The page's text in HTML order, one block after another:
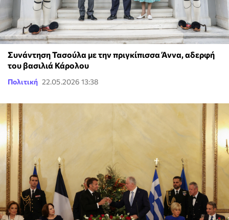
Συνάντηση Τασούλα με την πριγκίπισσα Άννα, αδερφή
του βασιλιά Κάρολου
Πολιτική 22.05.2026 13:38